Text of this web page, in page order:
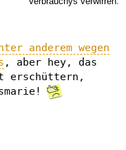
anderem wegen
, aber hey, das
erschüttern,